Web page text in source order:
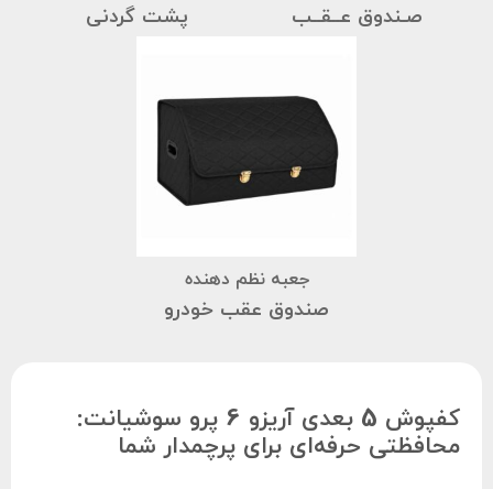
صـندوق عــقــب پشت گردنی
جعبه نظم دهنده
صندوق عقب خودرو
کفپوش 5 بعدی آریزو 6 پرو سوشیانت:
محافظتی حرفه‌ای برای پرچمدار شما